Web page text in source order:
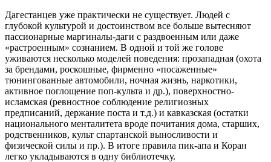
Дагестанцев уже практически не существует. Людей с
глубокой культурой и достоинством все больше вытесняют
пассионарные маргиналы-даги с раздвоенным или даже
«растроенным» сознанием. В одной и той же голове
уживаются несколько моделей поведения: прозападная (охота
за брендами, роскошные, фирменно «посаженные»
тюнингованные автомобили, ночная жизнь, наркотики,
активное поглощение поп-культа и др.), поверхностно-
исламская (ревностное соблюдение религиозных
предписаний, держание поста и т.д.) и кавказская (остатки
национального менталитета вроде почитания дома, старших,
родственников, культ спартанской выносливости и
физической силы и пр.). В итоге правила пик-апа и Коран
легко укладываются в одну библиотечку.